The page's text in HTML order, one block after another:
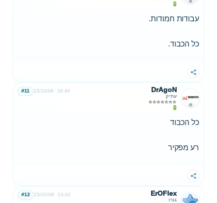
עבודות חמודות.
כל הכבוד.
שתף
DrAgoN
עתיק
23/10/08 18:40
#11
כל הכבוד
רע מפקיר
שתף
ErOFlex
גורו
23/10/08 23:02
#12